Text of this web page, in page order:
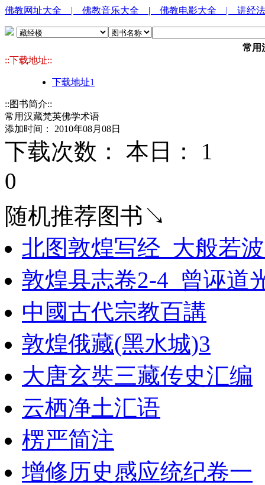
佛教网址大全 | 佛教音乐大全 | 佛教电影大全 | 讲经
常用
::下载地址::
下载地址1
::图书简介::
常用汉藏梵英佛学术语
添加时间： 2010年08月08日
下载次数： 本日： 1
0
随机推荐图书↘
北图敦煌写经_大般若
敦煌县志卷2-4_曾诬道
中國古代宗教百講
敦煌俄藏(黑水城)3
大唐玄奘三藏传史汇编
云栖净土汇语
楞严简注
增修历史感应统纪卷一